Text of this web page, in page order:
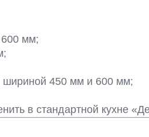
мм;
450 мм и 600 мм;
в стандартной кухне